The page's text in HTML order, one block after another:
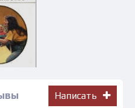
Написать